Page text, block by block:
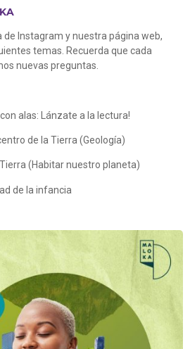
Instagram y nuestra página web,
temas. Recuerda que cada
nuevas preguntas.
alas: Lánzate a la lectura!
de la Tierra (Geología)
(Habitar nuestro planeta)
de la infancia